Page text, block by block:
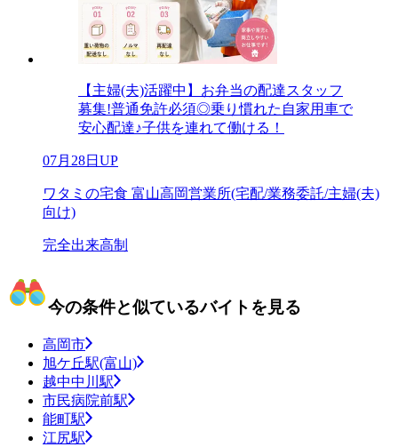
【主婦(夫)活躍中】お弁当の配達スタッフ
募集!普通免許必須◎乗り慣れた自家用車で
安心配達♪子供を連れて働ける！
07月28日UP
ワタミの宅食 富山高岡営業所(宅配/業務委託/主婦(夫)
向け)
完全出来高制
今の条件と似ているバイトを見る
高岡市
旭ケ丘駅(富山)
越中中川駅
市民病院前駅
能町駅
江尻駅